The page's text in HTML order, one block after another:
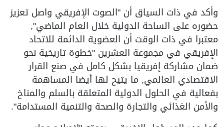
وأكد في ذات السياق أن "الصوت الإفريقي واصل تعزيز
حضوره على الساحة الدولية خلال العام الماضي",
معتبرا في ذات الوقت أن العضوية الدائمة للاتحاد
الإفريقي في مجموعة العشرين "خطوة تاريخية نحو
ضمان مشاركة إفريقيا بشكل كامل في صنع القرار
الاقتصادي العالمي, ما يتيح لها أيضا المساهمة
بفعالية في الحلول الدولية المتعلقة بالسلم والمناخ
والأمن الغذائي والتجارة والصحة والتنمية المستدامة".